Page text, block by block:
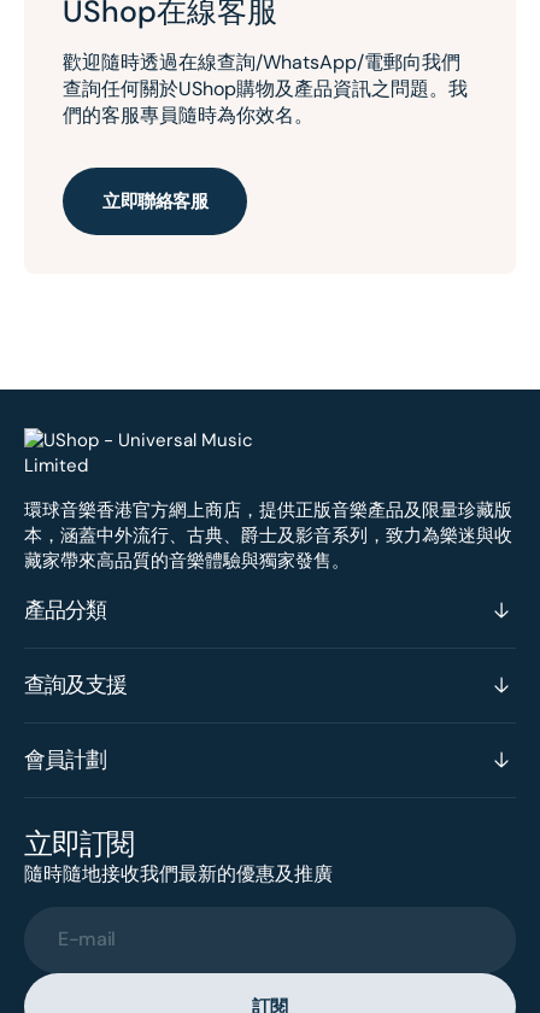
UShop在線客服
歡迎隨時透過在線查詢/WhatsApp/電郵向我們
查詢任何關於UShop購物及產品資訊之問題。我
們的客服專員隨時為你效名。
立即聯絡客服
環球音樂香港官方網上商店，提供正版音樂產品及限量珍藏版
本，涵蓋中外流行、古典、爵士及影音系列，致力為樂迷與收
藏家帶來高品質的音樂體驗與獨家發售。
產品分類
查詢及支援
會員計劃
立即訂閱
隨時隨地接收我們最新的優惠及推廣
E-mail
訂閱